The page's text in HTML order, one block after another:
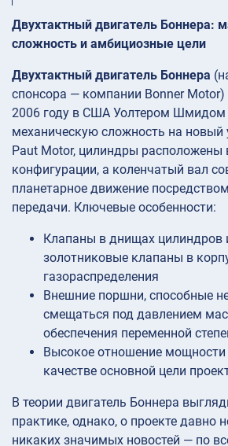
Двухтактный двигатель Боннера:
сложность и амбициозные цели
Двухтактный двигатель Боннера
спонсора — компании Bonner Motor)
2006 году в США Уолтером Шмидом
механическую сложность на новый
Paut Motor, цилиндры расположены
конфигурации, а коленчатый вал
планетарное движение
передачи. Ключевые особенности:
Клапаны в днищах
золотниковые клапаны в
газораспределения
Внешние поршни, способные
смещаться под давлением
обеспечения переменной
Высокое отношение мощности
качестве основной цели
В теории двигатель Боннера
практике, однако, о проекте давно
никаких значимых новостей — по